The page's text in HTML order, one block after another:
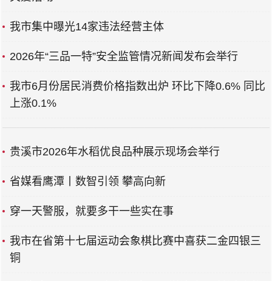
我市集中曝光14家违法经营主体
2026年“三品一特”安全监管情况新闻发布会举行
我市6月份居民消费价格指数出炉 环比下降0.6% 同比
上涨0.1%
贵溪市2026年水稻优良品种展示现场会举行
省媒看鹰潭丨数智引领 攀高向新
穿一天警服，就要多干一些实在事
我市在省第十七届运动会象棋比赛中喜获二金四银三
铜